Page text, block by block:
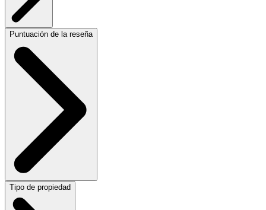
Puntuación de la reseña
Tipo de propiedad